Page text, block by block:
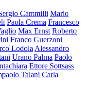
Cammilli Mario
Paola Crema Francesco
Max Ernst Roberto
Franco Guerzoni
Lodola Alessandro
Urano Palma Paolo
Ettore Sottsass
Talani Carla